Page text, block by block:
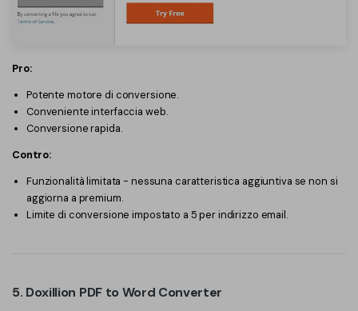
Pro:
Potente motore di conversione.
Conveniente interfaccia web.
Conversione rapida.
Contro:
Funzionalità limitata - nessuna caratteristica aggiuntiva se non si
aggiorna a premium.
Limite di conversione impostato a 5 per indirizzo email.
5. Doxillion PDF to Word Converter